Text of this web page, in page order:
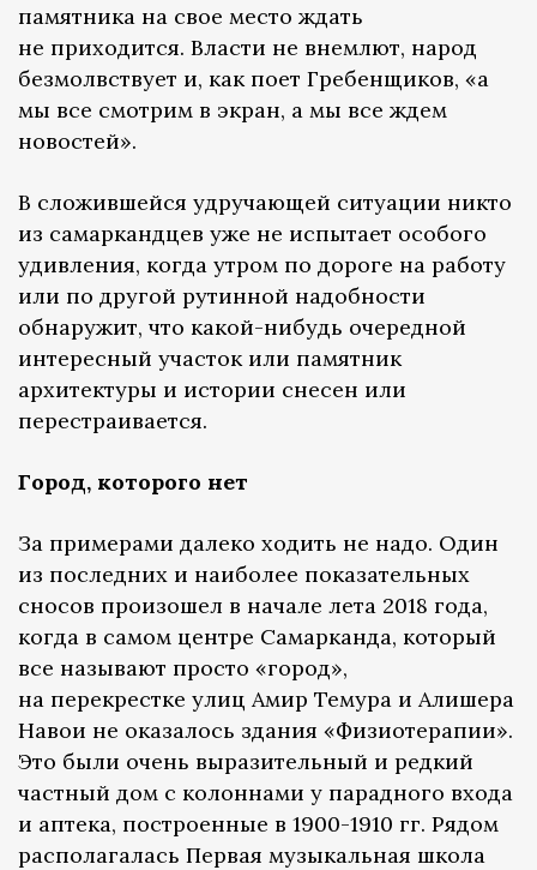
памятника на свое место ждать
не приходится. Власти не внемлют, народ
безмолвствует и, как поет Гребенщиков, «а
мы все смотрим в экран, а мы все ждем
новостей».
В сложившейся удручающей ситуации никто
из самаркандцев уже не испытает особого
удивления, когда утром по дороге на работу
или по другой рутинной надобности
обнаружит, что какой-нибудь очередной
интересный участок или памятник
архитектуры и истории снесен или
перестраивается.
Город, которого нет
За примерами далеко ходить не надо. Один
из последних и наиболее показательных
сносов произошел в начале лета 2018 года,
когда в самом центре Самарканда, который
все называют просто «город»,
на перекрестке улиц Амир Темура и Алишера
Навои не оказалось здания «Физиотерапии».
Это были очень выразительный и редкий
частный дом с колоннами у парадного входа
и аптека, построенные в 1900-1910 гг. Рядом
располагалась Первая музыкальная школа